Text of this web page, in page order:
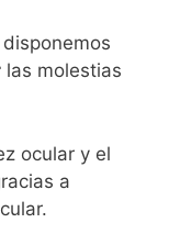
las molestias
ocular y el
a